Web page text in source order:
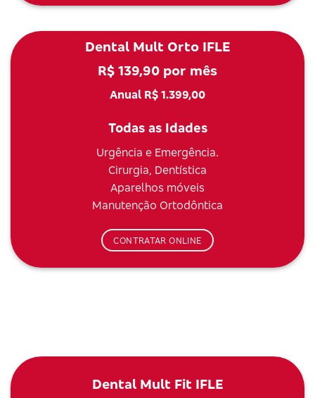
Dental Mult Orto IFLE
R$ 139,90 por mês
Anual R$ 1.399,00
Todas as Idades
Urgência e Emergência.
Cirurgia, Dentística
Aparelhos móveis
Manutenção Ortodôntica
CONTRATAR ONLINE
Dental Mult Fit IFLE